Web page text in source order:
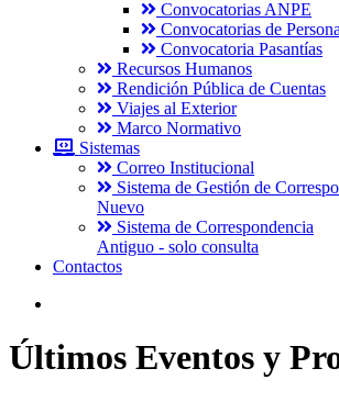
Convocatorias ANPE
Convocatorias de
Convocatoria Pasantías
Recursos Humanos
Rendición Pública de Cuentas
Viajes al Exterior
Marco Normativo
Sistemas
Correo Institucional
Sistema de Gestión de
Nuevo
Sistema de Correspondencia
Antiguo - solo consulta
Contactos
Últimos Eventos y